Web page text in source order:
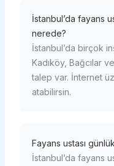
İstanbul’da fayans
nerede?
İstanbul’da birçok
Kadıköy, Bağcılar
talep var. İnternet
atabilirsin.
Fayans ustası
İstanbul’da fayans